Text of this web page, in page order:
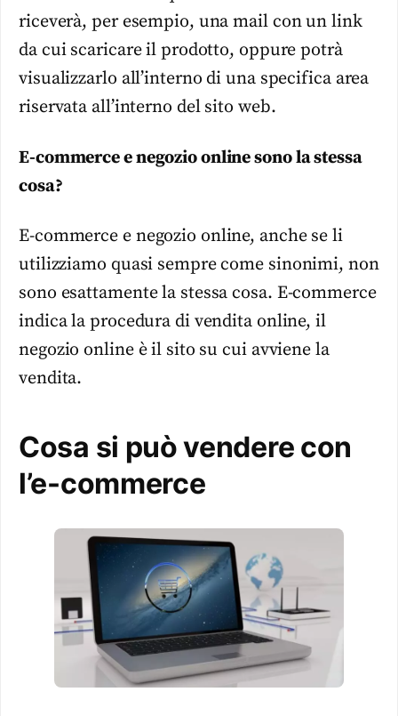
riceverà, per esempio, una mail con un link
da cui scaricare il prodotto, oppure potrà
visualizzarlo all’interno di una specifica area
riservata all’interno del sito web.
E-commerce e negozio online sono la stessa
cosa?
E-commerce e negozio online, anche se li
utilizziamo quasi sempre come sinonimi, non
sono esattamente la stessa cosa. E-commerce
indica la procedura di vendita online, il
negozio online è il sito su cui avviene la
vendita.
Cosa si può vendere con
l’e-commerce